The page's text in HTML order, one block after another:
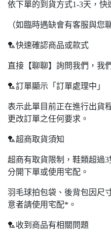
依下單的到貨方式1-3天，快
（如臨時遇缺會有客服與您
🏸快速確認商品或款式
直接【聊聊】詢問我們，我
🏸訂單顯示「訂單處理中」
表示此單目前正在進行出貨
更改訂單之任何要求。
🏸超商取貨須知
超商有取貨限制，鞋類超過
分開下單或使用宅配。
羽毛球拍包袋、後背包因尺
意者請使用宅配*。
🏸收到商品有相關問題